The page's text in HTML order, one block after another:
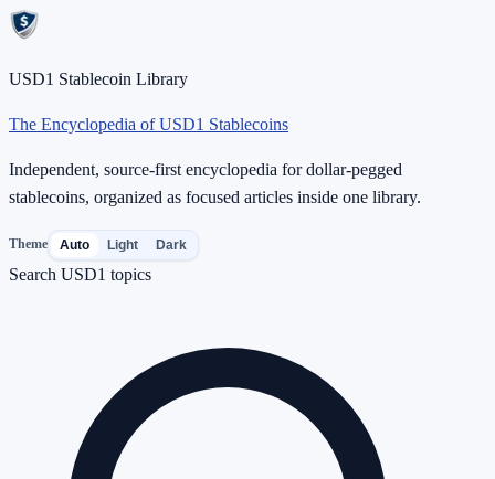
USD1 Stablecoin Library
The Encyclopedia of USD1 Stablecoins
Independent, source-first encyclopedia for dollar-pegged
stablecoins, organized as focused articles inside one library.
Theme Auto Light Dark
Search USD1 topics